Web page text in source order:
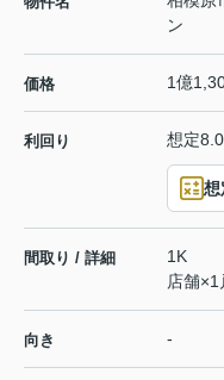
ン
価格 1億
利回り 想定
想
間取り / 詳細
1K
店舗×1
向き -